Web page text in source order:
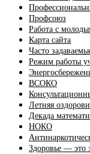
Профсоюз
Работа с
Карта сайта
Часто
Режим работы
ВСОКО
Летняя
Декада
НОКО
Здоровье — это